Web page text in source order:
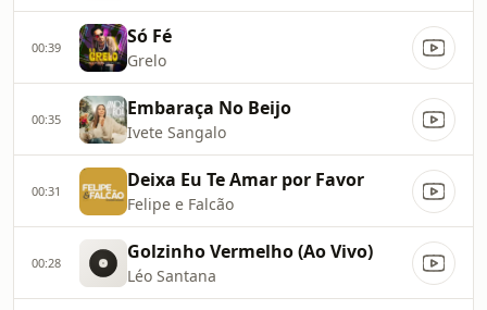
00:39 Só Fé
Grelo
00:35 Embaraça No Beijo
Ivete Sangalo
00:31 Deixa Eu Te Amar por Favor
Felipe e Falcão
00:28 Golzinho Vermelho (Ao Vivo)
Léo Santana